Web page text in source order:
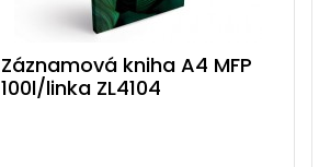
Záznamová kniha A4 MFP
100l/linka ZL4104